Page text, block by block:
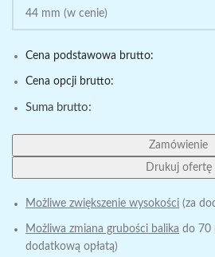
Cena podstawowa brutto:
Cena opcji brutto:
Suma brutto:
Zamówienie
Drukuj ofertę
Możliwe zwiększenie wysokości (za
Możliwa zmiana grubości balika do 70
dodatkową opłatą)